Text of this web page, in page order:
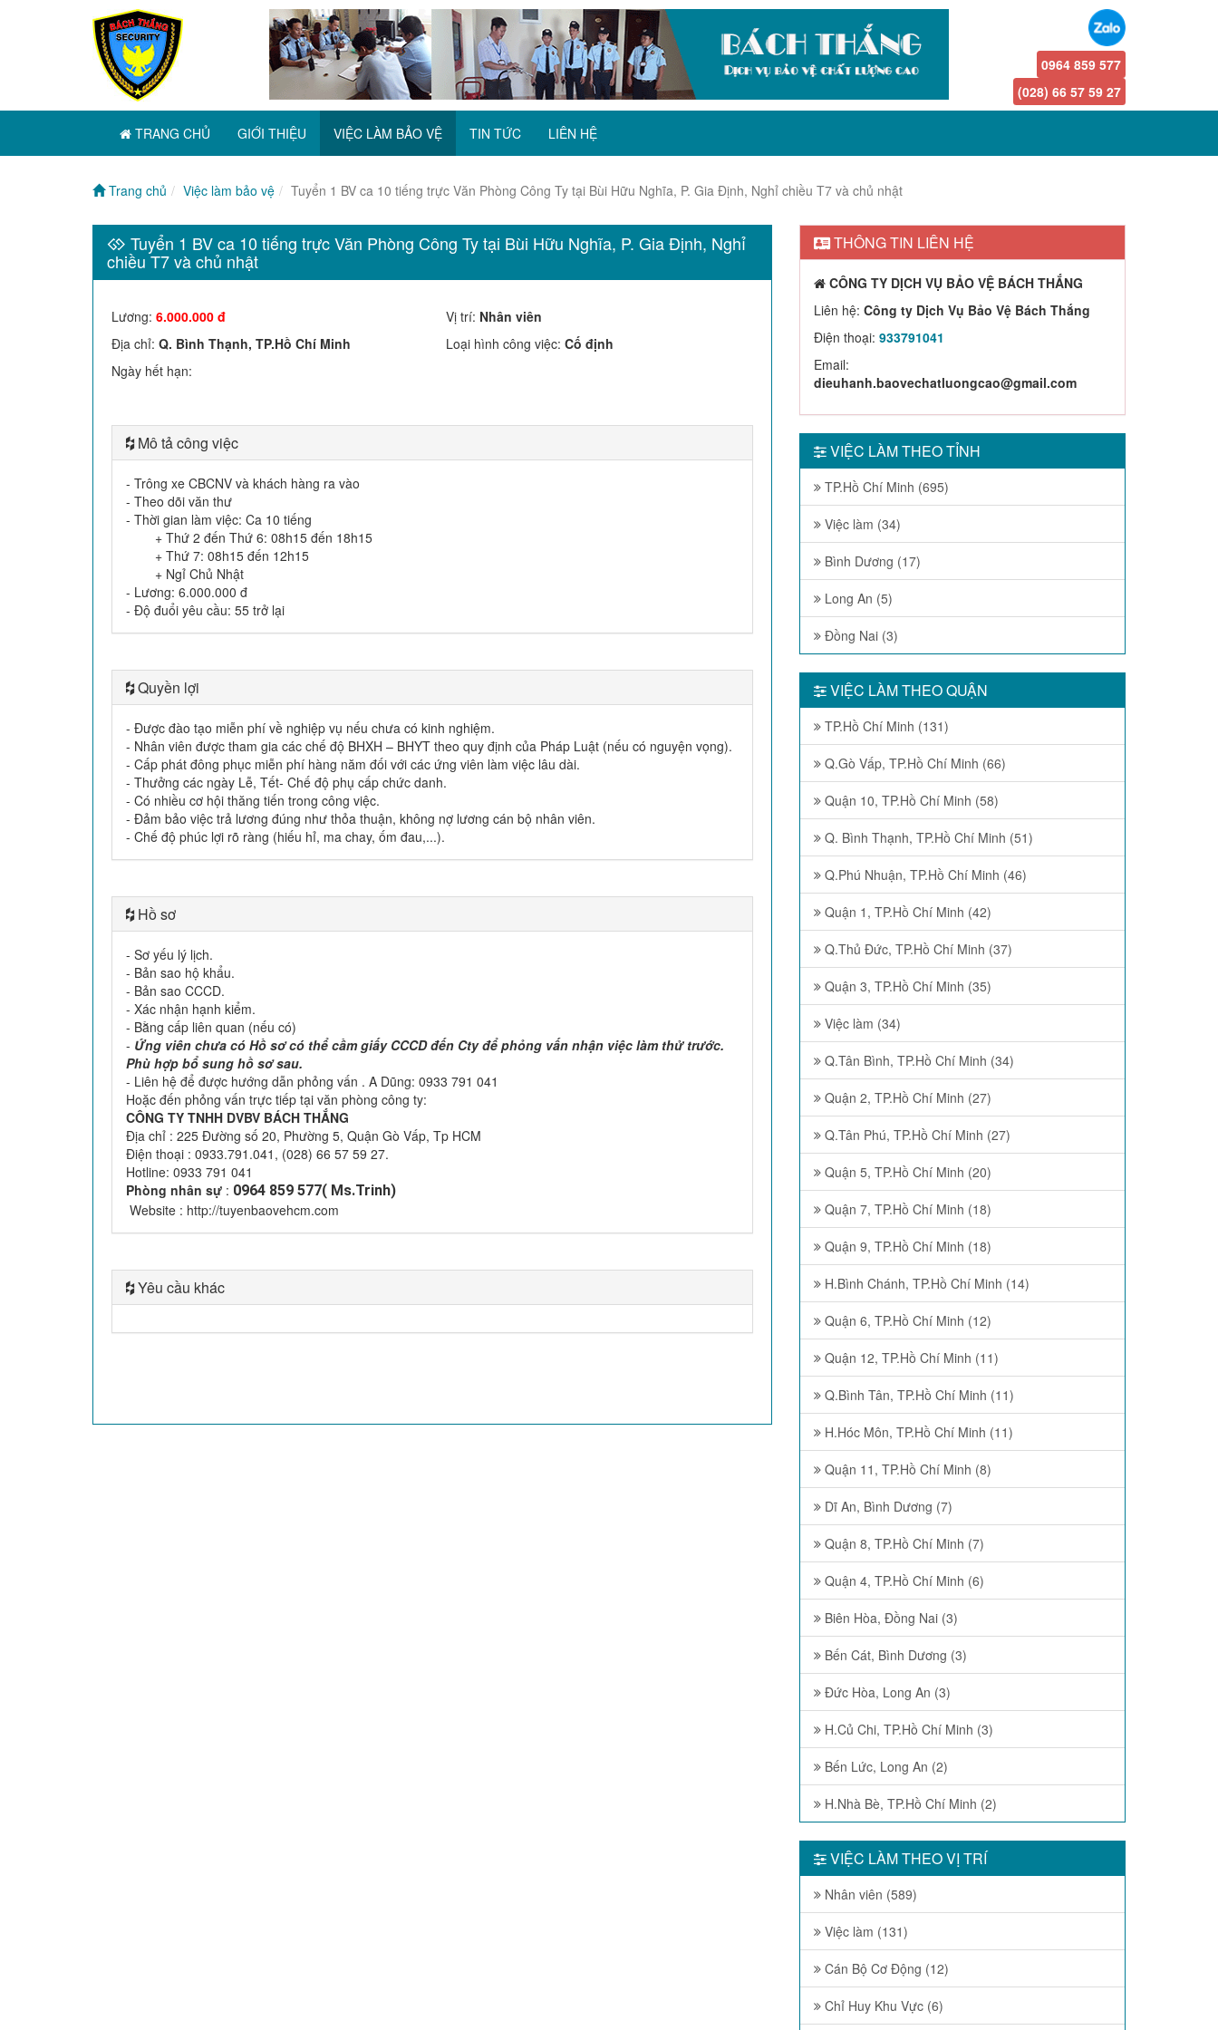
0964 859 577
(028) 66 57 59 27
TRANG CHỦ GIỚI THIỆU VIỆC LÀM BẢO VỆ TIN TỨC LIÊN HỆ
Trang chủ Việc làm bảo vệ Tuyển 1 BV ca 10 tiếng trực Văn Phòng Công Ty tại Bùi Hữu Nghĩa, P. Gia Định, Nghỉ chiều T7 và chủ nhật
Tuyển 1 BV ca 10 tiếng trực Văn Phòng Công Ty tại Bùi Hữu Nghĩa, P. Gia Định, Nghỉ
chiều T7 và chủ nhật
Lương: 6.000.000 đ Vị trí: Nhân viên
Địa chỉ: Q. Bình Thạnh, TP.Hồ Chí Minh Loại hình công việc: Cố định
Ngày hết hạn:
Mô tả công việc
- Trông xe CBCNV và khách hàng ra vào
- Theo dõi văn thư
- Thời gian làm việc: Ca 10 tiếng
+ Thứ 2 đến Thứ 6: 08h15 đến 18h15
+ Thứ 7: 08h15 đến 12h15
+ Ngỉ Chủ Nhật
- Lương: 6.000.000 đ
- Độ đuổi yêu cầu: 55 trở lại
Quyền lợi
- Được đào tạo miễn phí về nghiệp vụ nếu chưa có kinh nghiệm.
- Nhân viên được tham gia các chế độ BHXH – BHYT theo quy định của Pháp Luật (nếu có nguyện vọng).
- Cấp phát đông phục miễn phí hàng năm đối với các ứng viên làm việc lâu dài.
- Thưởng các ngày Lễ, Tết- Chế độ phụ cấp chức danh.
- Có nhiều cơ hội thăng tiến trong công việc.
- Đảm bảo việc trả lương đúng như thỏa thuận, không nợ lương cán bộ nhân viên.
- Chế độ phúc lợi rõ ràng (hiếu hỉ, ma chay, ốm đau,...).
Hồ sơ
- Sơ yếu lý lịch.
- Bản sao hộ khẩu.
- Bản sao CCCD.
- Xác nhận hạnh kiểm.
- Bằng cấp liên quan (nếu có)
- Ứng viên chưa có Hồ sơ có thể cầm giấy CCCD đến Cty để phỏng vấn nhận việc làm thử trước.
Phù hợp bổ sung hồ sơ sau.
- Liên hệ để được hướng dẫn phỏng vấn . A Dũng: 0933 791 041
Hoặc đến phỏng vấn trực tiếp tại văn phòng công ty:
CÔNG TY TNHH DVBV BÁCH THẮNG
Địa chỉ : 225 Đường số 20, Phường 5, Quận Gò Vấp, Tp HCM
Điện thoại : 0933.791.041, (028) 66 57 59 27.
Hotline: 0933 791 041
Phòng nhân sự : 0964 859 577( Ms.Trinh)
Website : http://tuyenbaovehcm.com
Yêu cầu khác
THÔNG TIN LIÊN HỆ
CÔNG TY DỊCH VỤ BẢO VỆ BÁCH THẮNG
Liên hệ: Công ty Dịch Vụ Bảo Vệ Bách Thắng
Điện thoại: 933791041
Email:
dieuhanh.baovechatluongcao@gmail.com
VIỆC LÀM THEO TỈNH
TP.Hồ Chí Minh (695)
Việc làm (34)
Bình Dương (17)
Long An (5)
Đồng Nai (3)
VIỆC LÀM THEO QUẬN
TP.Hồ Chí Minh (131)
Q.Gò Vấp, TP.Hồ Chí Minh (66)
Quận 10, TP.Hồ Chí Minh (58)
Q. Bình Thạnh, TP.Hồ Chí Minh (51)
Q.Phú Nhuận, TP.Hồ Chí Minh (46)
Quận 1, TP.Hồ Chí Minh (42)
Q.Thủ Đức, TP.Hồ Chí Minh (37)
Quận 3, TP.Hồ Chí Minh (35)
Việc làm (34)
Q.Tân Bình, TP.Hồ Chí Minh (34)
Quận 2, TP.Hồ Chí Minh (27)
Q.Tân Phú, TP.Hồ Chí Minh (27)
Quận 5, TP.Hồ Chí Minh (20)
Quận 7, TP.Hồ Chí Minh (18)
Quận 9, TP.Hồ Chí Minh (18)
H.Bình Chánh, TP.Hồ Chí Minh (14)
Quận 6, TP.Hồ Chí Minh (12)
Quận 12, TP.Hồ Chí Minh (11)
Q.Bình Tân, TP.Hồ Chí Minh (11)
H.Hóc Môn, TP.Hồ Chí Minh (11)
Quận 11, TP.Hồ Chí Minh (8)
Dĩ An, Bình Dương (7)
Quận 8, TP.Hồ Chí Minh (7)
Quận 4, TP.Hồ Chí Minh (6)
Biên Hòa, Đồng Nai (3)
Bến Cát, Bình Dương (3)
Đức Hòa, Long An (3)
H.Củ Chi, TP.Hồ Chí Minh (3)
Bến Lức, Long An (2)
H.Nhà Bè, TP.Hồ Chí Minh (2)
VIỆC LÀM THEO VỊ TRÍ
Nhân viên (589)
Việc làm (131)
Cán Bộ Cơ Động (12)
Chỉ Huy Khu Vực (6)